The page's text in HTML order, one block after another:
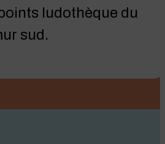
ludothèque du
sud.